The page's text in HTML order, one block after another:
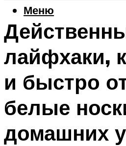
Меню
лайфхаки,
и быстро
белые
домашних